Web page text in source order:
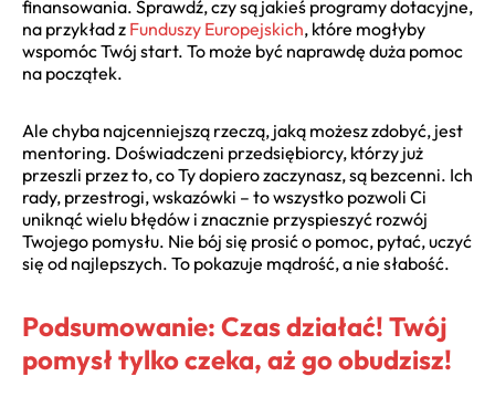
finansowania. Sprawdź, czy są jakieś programy dotacyjne,
na przykład z Funduszy Europejskich, które mogłyby
wspomóc Twój start. To może być naprawdę duża pomoc
na początek.
Ale chyba najcenniejszą rzeczą, jaką możesz zdobyć, jest
mentoring. Doświadczeni przedsiębiorcy, którzy już
przeszli przez to, co Ty dopiero zaczynasz, są bezcenni. Ich
rady, przestrogi, wskazówki – to wszystko pozwoli Ci
uniknąć wielu błędów i znacznie przyspieszyć rozwój
Twojego pomysłu. Nie bój się prosić o pomoc, pytać, uczyć
się od najlepszych. To pokazuje mądrość, a nie słabość.
Podsumowanie: Czas działać! Twój
pomysł tylko czeka, aż go obudzisz!